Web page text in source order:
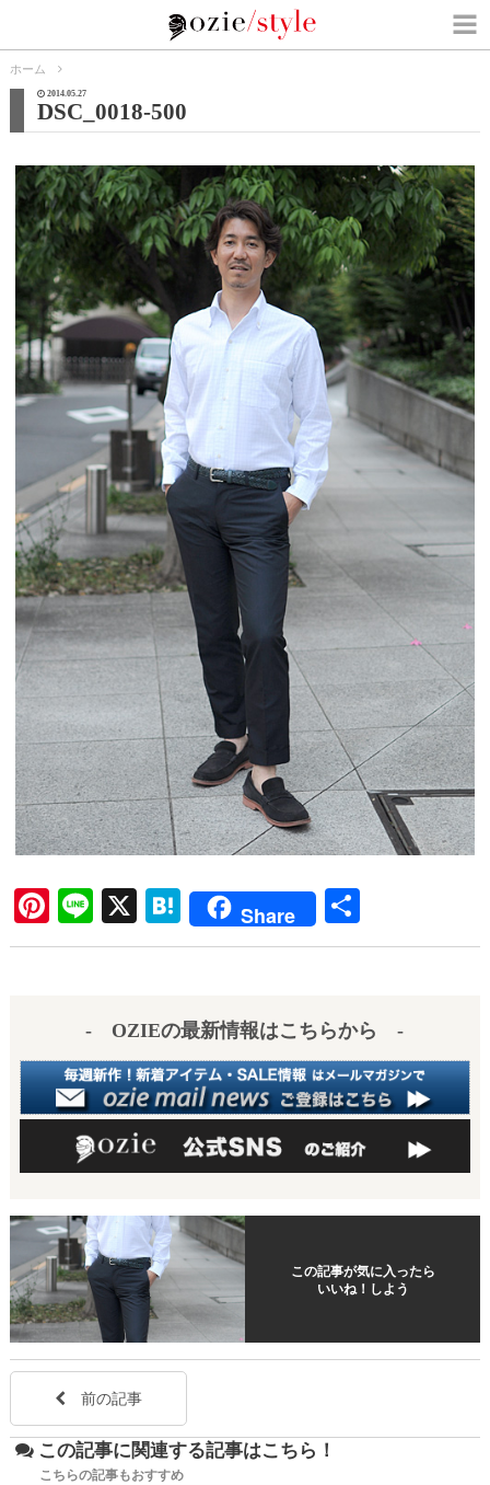
ホーム
2014.05.27
DSC_0018-500
Pi
nt
Li
ne
X
H
at
a
Share
有
- OZIEの最新情報はこちらから -
この記事が気に入ったら
いいね！しよう
前の記事
この記事に関連する記事はこちら！
こちらの記事もおすすめ